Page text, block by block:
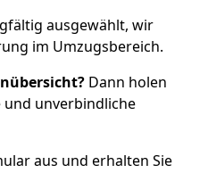
ausgewählt, wir
im Umzugsbereich.
Dann holen
und unverbindliche
aus und erhalten Sie